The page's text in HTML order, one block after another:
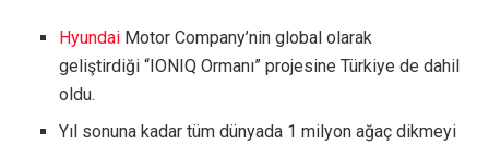
Hyundai Motor Company’nin global olarak
geliştirdiği “IONIQ Ormanı” projesine Türkiye de dahil
oldu.
Yıl sonuna kadar tüm dünyada 1 milyon ağaç dikmeyi